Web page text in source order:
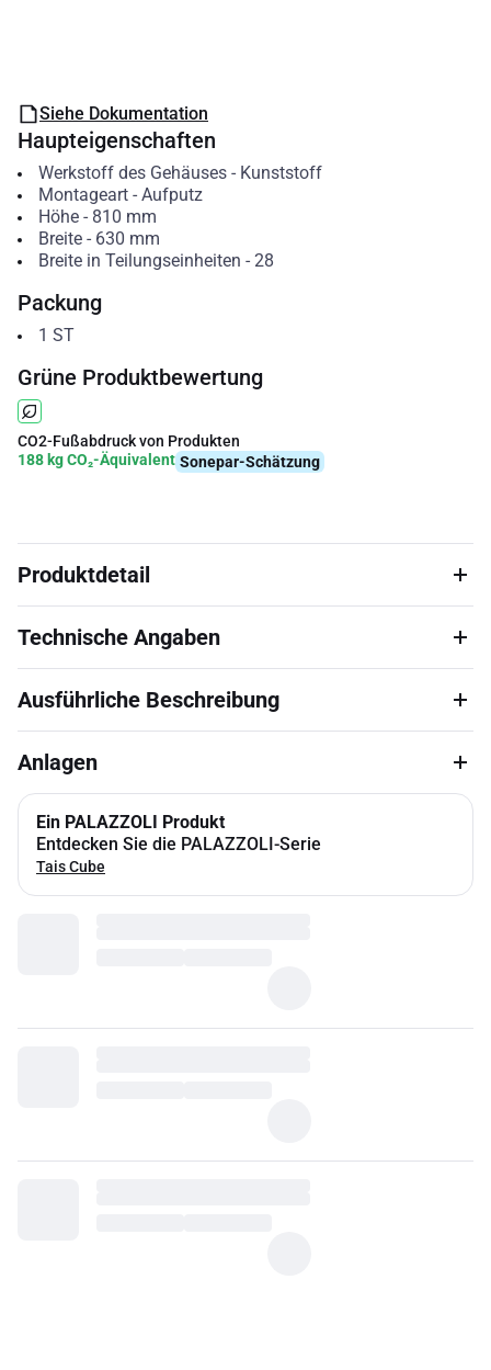
Siehe Dokumentation
Haupteigenschaften
Werkstoff des Gehäuses- Kunststoff
Montageart- Aufputz
Höhe- 810 mm
Breite- 630 mm
Breite in Teilungseinheiten - 28
Packung
1 ST
Grüne Produktbewertung
CO2-Fußabdruck von Produkten
188 kg CO₂-Äquivalent Sonepar-Schätzung
Produktdetail
Technische Angaben
Ausführliche Beschreibung
Anlagen
Ein PALAZZOLI Produkt
Entdecken Sie die PALAZZOLI-Serie
Tais Cube